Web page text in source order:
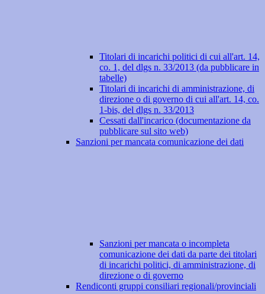
Titolari di incarichi politici di cui all'art. 14,
co. 1, del dlgs n. 33/2013 (da pubblicare in
tabelle)
Titolari di incarichi di amministrazione, di
direzione o di governo di cui all'art. 14, co.
1-bis, del dlgs n. 33/2013
Cessati dall'incarico (documentazione da
pubblicare sul sito web)
Sanzioni per mancata comunicazione dei dati
Sanzioni per mancata o incompleta
comunicazione dei dati da parte dei titolari
di incarichi politici, di amministrazione, di
direzione o di governo
Rendiconti gruppi consiliari regionali/provinciali